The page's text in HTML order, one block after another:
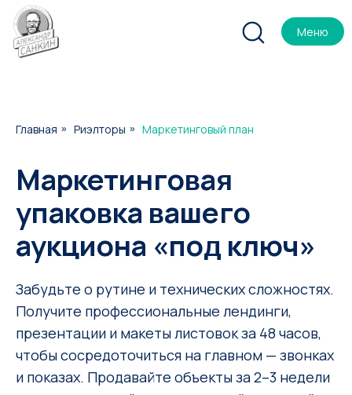
Меню
Главная » Риэлторы » Маркетинговый план
Маркетинговая
упаковка вашего
аукциона «под ключ»
Забудьте о рутине и технических сложностях.
Получите профессиональные лендинги,
презентации и макеты листовок за 48 часов,
чтобы сосредоточиться на главном — звонках
и показах. Продавайте объекты за 2–3 недели